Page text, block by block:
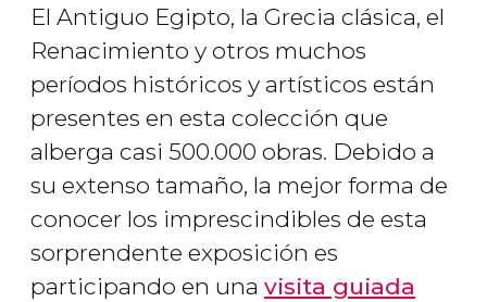
El Antiguo Egipto, la Grecia clásica, el
Renacimiento y otros muchos
períodos históricos y artísticos están
presentes en esta colección que
alberga casi 500.000 obras. Debido a
su extenso tamaño, la mejor forma de
conocer los imprescindibles de esta
sorprendente exposición es
participando en una visita guiada